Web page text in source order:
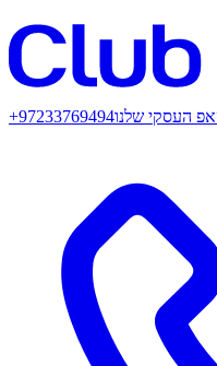
+97233769494העסקי שלנו